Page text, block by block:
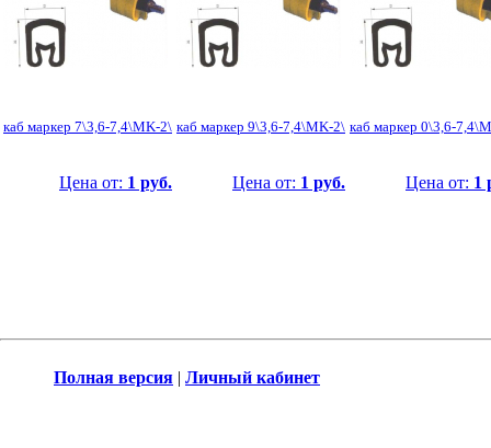
каб маркер 7\3,6-7,4\MK-2\
Цена от: 1 руб.
каб маркер 9\3,6-7,4\MK-2\
Цена от: 1 руб.
каб маркер 0\3,6-
Цена от: 1
Полная версия | Личный кабинет